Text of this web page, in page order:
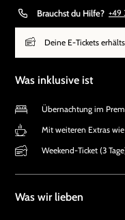
Brauchst du Hilfe? +49
Deine E-Tickets
Was inklusive ist
Übernachtung im
Mit weiteren Extras
Weekend-Ticket (3
Was wir lieben